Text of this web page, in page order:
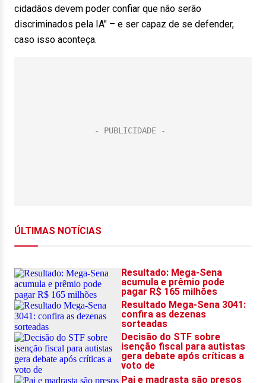
cidadãos devem poder confiar que não serão
discriminados pela IA" – e ser capaz de se defender,
caso isso aconteça.